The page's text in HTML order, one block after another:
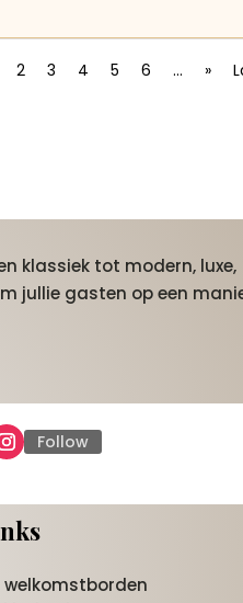
2 3 4 5 6 ... »
klassiek tot modern, luxe,
jullie gasten op een
Follow